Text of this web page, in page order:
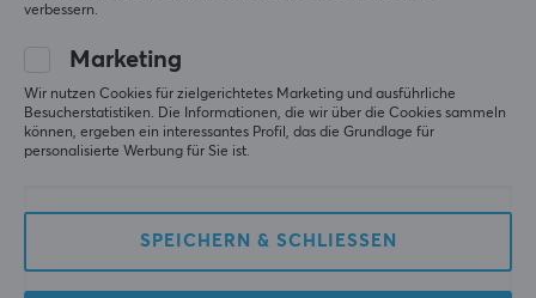
Tolle Einführung für taktile Custom-Switches
sie sehr dumpf und angenehm zu hören. Dies ist
das erste Mal, dass ich neue Switches kaufe und
modde, und ich muss sagen, dass es viel einfacher
war, als ich erwartet hatte.
"etwas einzigartige schalldämpfende Mechanik"
hat. Ich glaube, das bezieht sich auf Bluish White
verbessern.
Marketing
Wir nutzen Cookies für zielgerichtetes Marketing und ausführliche
Besucherstatistiken. Die Informationen, die wir über die Cookies sammeln
können, ergeben ein interessantes Profil, das die Grundlage für
personalisierte Werbung für Sie ist.
SPEICHERN & SCHLIESSEN